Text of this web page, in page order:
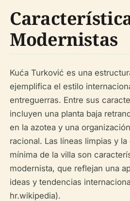
Modernistas
Kuća Turković es una
ejemplifica el estilo
entreguerras. Entre sus
incluyen una planta baja
en la azotea y una
racional. Las líneas limpias y
mínima de la villa son
modernista, que reflejan una
ideas y tendencias
hr.wikipedia).